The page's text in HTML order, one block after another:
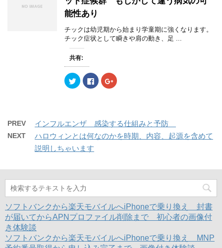
ウ
で
開
ま
す
)
t
e
r
共
有
(
新
し
い
ウ
ィ
ン
ド
ウ
有
る
は
ク
リ
ッ
だ
さ
い
ィ
ン
ド
ウ
す
共
有
(
新
ン
ド
ウ
)
能性あり
チックは幼児期から始まり学童期に強くなります。
チック症状として瞬きや肩の動き、足 ...
共有:
ク
リ
w
i
t
t
r
有
新
し
い
ウ
ィ
ン
ド
ウ
開
き
ま
F
a
k
で
共
有
ク
ッ
て
く
だ
さ
い
新
し
い
ク
リ
o
o
l
有
新
ウ
ィ
ン
ド
ウ
き
ま
PREV インフルエンザ 感染する仕組みと予防
NEXT
ハロウィンとは何なのかを時期、内容、起源を含めて
説明しちゃいます
ソフトバンクから楽天モバイルへiPhoneで乗り換え 封書
が届いてからAPNプロファイル削除まで 初心者の画像付
き体験談
ソフトバンクから楽天モバイルへiPhoneで乗り換え MNP